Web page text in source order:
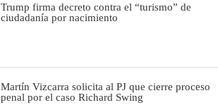
Trump firma decreto contra el “turismo” de
ciudadanía por nacimiento
Martín Vizcarra solicita al PJ que cierre proceso
penal por el caso Richard Swing